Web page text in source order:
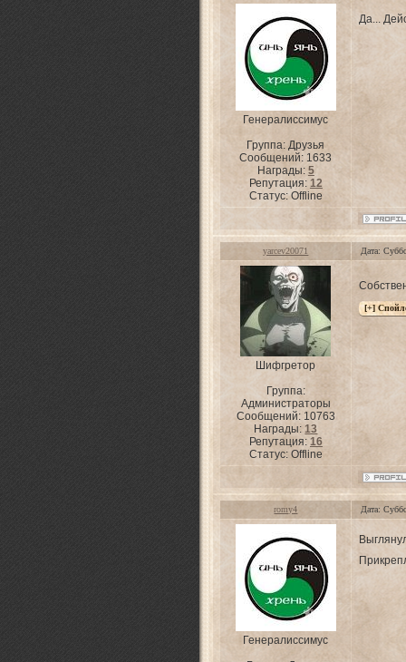
Генералиссимус
Группа: Друзья
Сообщений: 1633
Награды: 5
Репутация: 12
Статус:Offline
Да...
yarcev20071 Дата:
Шифгретор
Группа:
Администраторы
Сообщений: 10763
Награды:13
Репутация: 16
Статус: Offline
romy4 Дата:
Генералиссимус